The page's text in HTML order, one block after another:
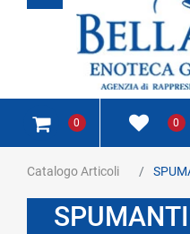
0 0
Catalogo Articoli